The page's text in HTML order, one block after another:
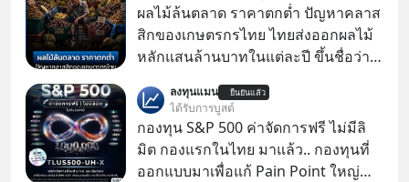
ผลไม้ล้นตลาด ราคาตกต่ำ ปัญหาคลาส
สิกของเกษตรกรไทย ไทยส่งออกผลไม้
หลักแสนล้านบาทในแต่ละปี ขึ้นชื่อว่า
เบอร์ต้น ๆ ของโลก
ลงทุนแมน ยืนยันแล้ว
ได้รับการบูสต์
กองทุน S&P 500 ค่าจัดการฟรี ไม่มีลิ
มิต กองแรกในไทย มาแล้ว.. กองทุนที่
ออกแบบมาเพื่อแก้ Pain Point ใหญ่